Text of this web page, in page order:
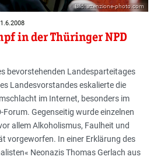
Bild: attenzione-photo.com
in der Thüringer NPD
bevorstehenden Landesparteitages
Landesvorstandes eskalierte die
im Internet, besonders im
Forum. Gegenseitig wurde einzelnen
allem Alkoholismus, Faulheit und
vorgeworfen. In einer Erklärung des
Neonazis Thomas Gerlach aus